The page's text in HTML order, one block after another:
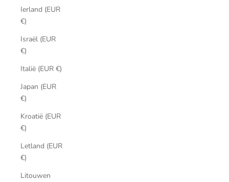
Ierland (EUR
€)
Israël (EUR
€)
Italië (EUR €)
Japan (EUR
€)
Kroatië (EUR
€)
Letland (EUR
€)
Litouwen